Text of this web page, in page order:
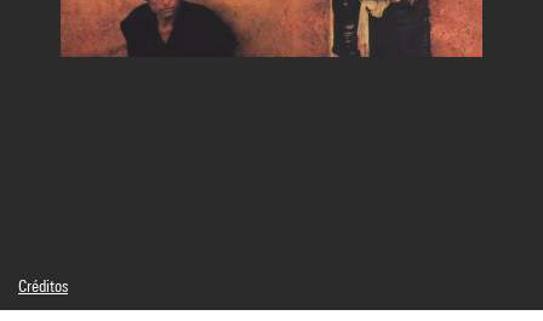
Créditos
© Bernard Plossu